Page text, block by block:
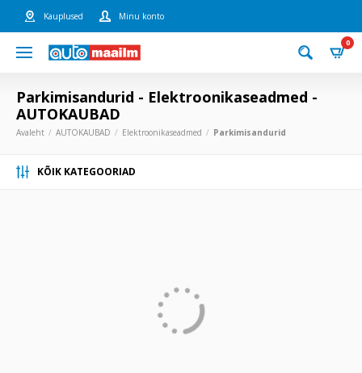
Kauplused Minu konto
0
Parkimisandurid - Elektroonikaseadmed -
AUTOKAUBAD
Avaleht AUTOKAUBAD Elektroonikaseadmed Parkimisandurid